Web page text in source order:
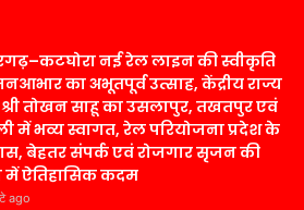
नई रेल लाइन की स्वीकृति
का अभूतपूर्व उत्साह, केंद्रीय राज्य
श्री तोखन साहू का उसलापुर, तखतपुर एवं
में भव्य स्वागत, रेल परियोजना प्रदेश के
बेहतर संपर्क एवं रोजगार सृजन की
में ऐतिहासिक कदम
ago